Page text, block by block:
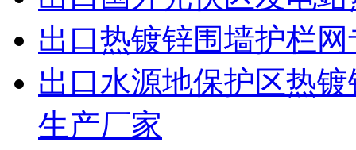
出口热镀锌围墙护栏
出口水源地保护区热
生产厂家